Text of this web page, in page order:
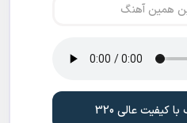
همین آهنگ
کیفیت عالی 320